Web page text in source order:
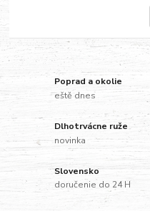
Poprad a okolie
eště dnes
Dlhotrvácne ruže
novinka
Slovensko
doručenie do 24 H